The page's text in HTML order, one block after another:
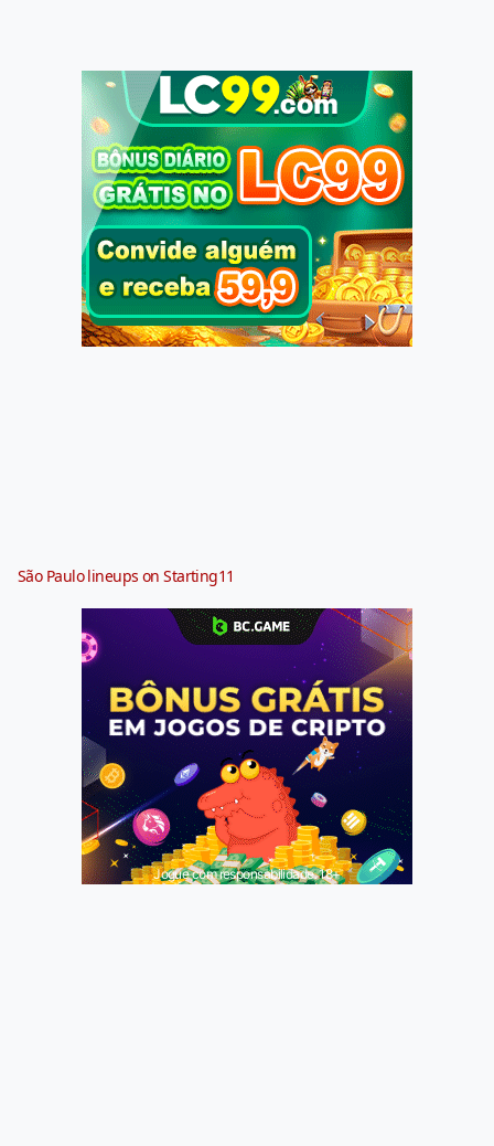
São Paulo lineups on Starting11
Jogue com responsabilidade. 18+